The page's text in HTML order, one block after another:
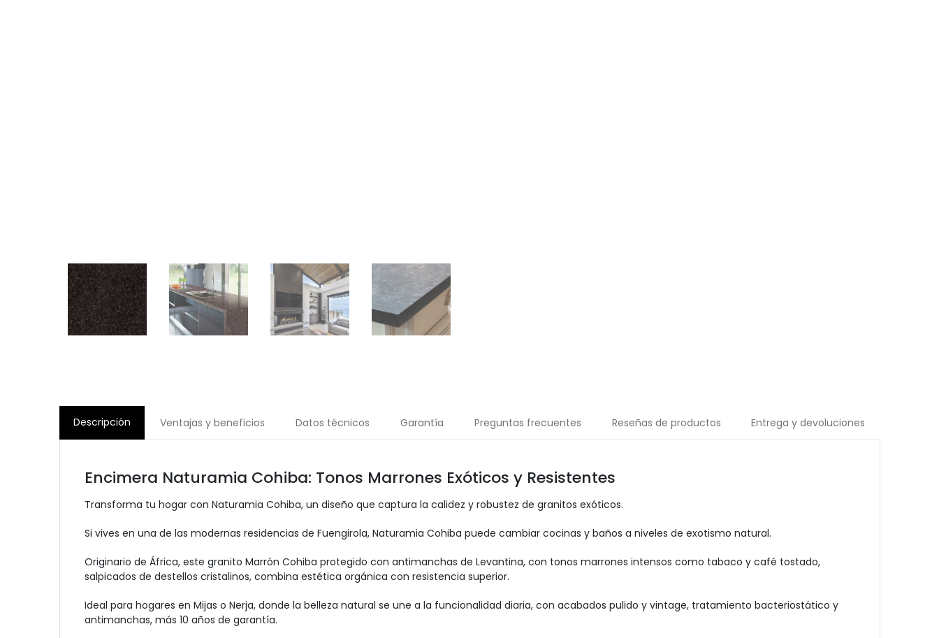
Descripción Ventajas y beneficios Datos técnicos Garantía Preguntas frecuentes Reseñas de productos Entrega y devoluciones
Encimera Naturamia Cohiba: Tonos Marrones Exóticos y Resistentes
Transforma tu hogar con Naturamia Cohiba, un diseño que captura la calidez y robustez de granitos exóticos.
Si vives en una de las modernas residencias de Fuengirola, Naturamia Cohiba puede cambiar cocinas y baños a niveles de exotismo natural.
Originario de África, este granito Marrón Cohiba protegido con antimanchas de Levantina, con tonos marrones intensos como tabaco y café tostado,
salpicados de destellos cristalinos, combina estética orgánica con resistencia superior.
Ideal para hogares en Mijas o Nerja, donde la belleza natural se une a la funcionalidad diaria, con acabados pulido y vintage, tratamiento bacteriostático y
antimanchas, más 10 años de garantía.